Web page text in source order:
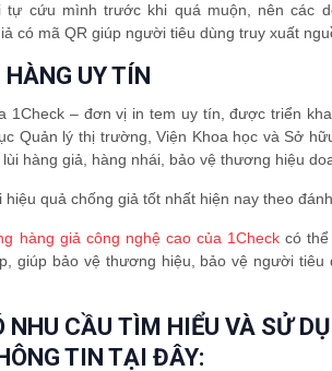
tự cứu mình trước khi quá muộn, nên các
có mã QR giúp người tiêu dùng truy xuất
UY TÍN
1Check – đơn vị in tem uy tín, được triển
Quản lý thị trường, Viện Khoa học và Sở
hàng giả, hàng nhái, bảo vệ thương hiệu
quả chống giả tốt nhất hiện nay theo
hàng giả công nghệ cao của 1Check có
giúp bảo vệ thương hiệu, bảo vệ người
NHU CẦU TÌM HIỂU VÀ SỬ
TIN TẠI ĐÂY: